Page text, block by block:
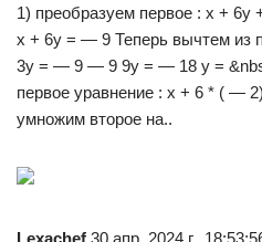
1) преобразуем первое : x + 6y
x + 6y = — 9 Теперь вычтем из
3y = — 9 — 9 9y = — 18 y =
первое уравнение : x + 6 * ( —
умножим второе на..
Lexachef 30 апр. 2024 г.,